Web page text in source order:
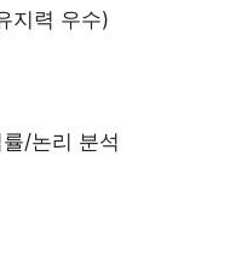
지력 우수)
/논리 분석